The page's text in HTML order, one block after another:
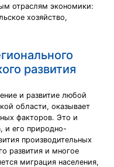
отраслям экономики:
хозяйство,
развития
и развитие любой
области, оказывает
факторов. Это и
и его природно-
производительных
развития и многое
миграция населения,